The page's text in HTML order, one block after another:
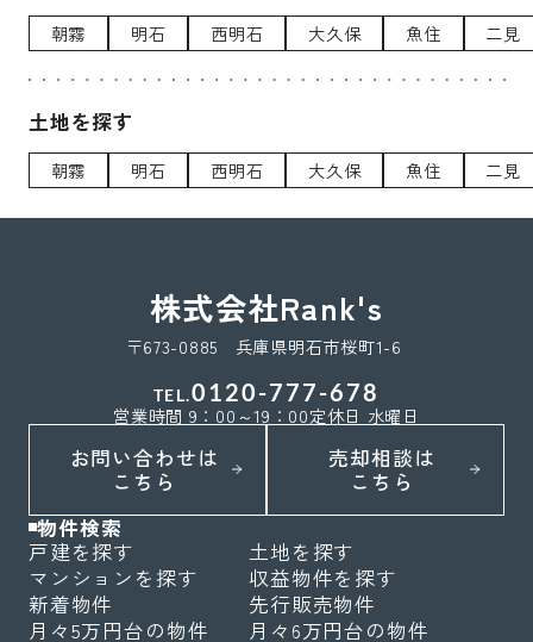
朝霧 明石 西明石 大久保 魚住 二見
土地を探す
朝霧 明石 西明石 大久保 魚住 二見
株式会社Rank's
〒673-0885 兵庫県明石市桜町1-6
TEL.0120-777-678
営業時間 9：00～19：00定休日 水曜日
お問い合わせは
こちら
売却相談は
こちら
物件検索
戸建を探す
土地を探す
マンションを探す
収益物件を探す
新着物件
先行販売物件
月々5万円台の物件
月々6万円台の物件